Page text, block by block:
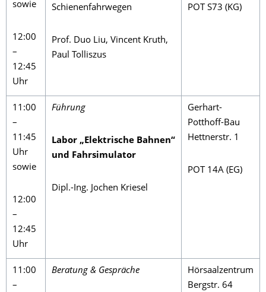
sowie
12:00
–
12:45
Uhr
Schienenfahrwegen
Prof. Duo Liu, Vincent Kruth,
Paul Tolliszus
POT S73 (KG)
11:00
–
11:45
Uhr
sowie
12:00
–
12:45
Uhr
Führung
Labor „Elektrische Bahnen“
und Fahrsimulator
Dipl.-Ing. Jochen Kriesel
Gerhart-
Potthoff-Bau
Hettnerstr. 1
POT 14A (EG)
11:00
–
Beratung & Gespräche
Hörsaalzentrum
Bergstr. 64